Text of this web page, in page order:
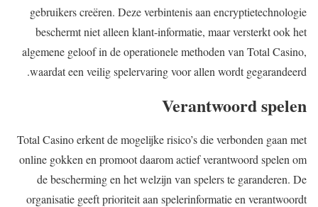
gebruikers creëren. Deze verbintenis aan encryptietechnologie
beschermt niet alleen klant-informatie, maar versterkt ook het
algemene geloof in de operationele methoden van Total Casino,
waardat een veilig spelervaring voor allen wordt gegarandeerd.
Verantwoord spelen
Total Casino erkent de mogelijke risico’s die verbonden gaan met
online gokken en promoot daarom actief verantwoord spelen om
de bescherming en het welzijn van spelers te garanderen. De
organisatie geeft prioriteit aan spelerinformatie en verantwoordt